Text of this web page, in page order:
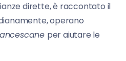
dirette, è raccontato il
operano
per aiutare le